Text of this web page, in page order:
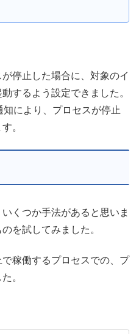
停止した場合に、対象のイ
するよう設定できました。
により、プロセスが停止
。
くつか手法があると思いま
を試してみました。
稼働するプロセスでの、プ
。